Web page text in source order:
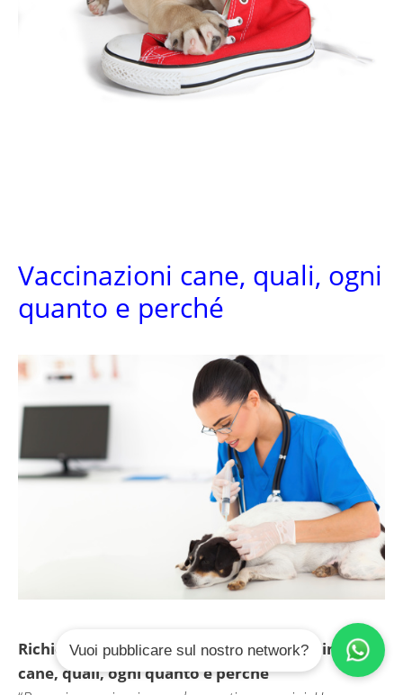
Vaccinazioni cane, quali, ogni
quanto e perché
Richiesta di consulto veterinario su Vaccinazioni
cane, quali, ogni quanto e perché
Vuoi pubblicare sul nostro network?